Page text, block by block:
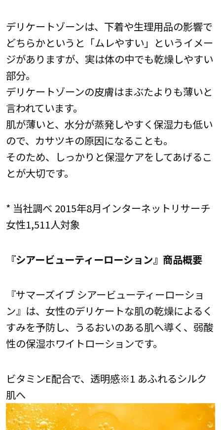
デリケートゾーンは、下着や生理用品の影響で
どちらかというと「ムレやすい」というイメー
ジがありますが、実は体の中でも乾燥しやすい
部分。
デリケートゾーンの皮膚はまぶたよりも薄いと
言われています。
肌が薄いと、水分が蒸発しやすく保湿力も低い
ので、カサツキの原因になることも。
そのため、しっかりと保湿ケアをしてあげるこ
とが大切です。
* 当社調べ 2015年8月インターネットリサーチ
女性1,511人対象
『シアービューティーローション』商品概要
『サマーズイブ シアービューティーローショ
ン』は、女性のデリケートな肌の乾燥によるく
すみを予防し、うるおいのある肌へ導く、弱酸
性の保湿ホワイトローションです。
ビタミンE配合で、透明感※1 あふれるシルク
肌へ